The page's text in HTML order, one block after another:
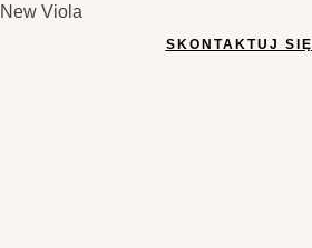
Viola
SKONTAKTUJ SIĘ